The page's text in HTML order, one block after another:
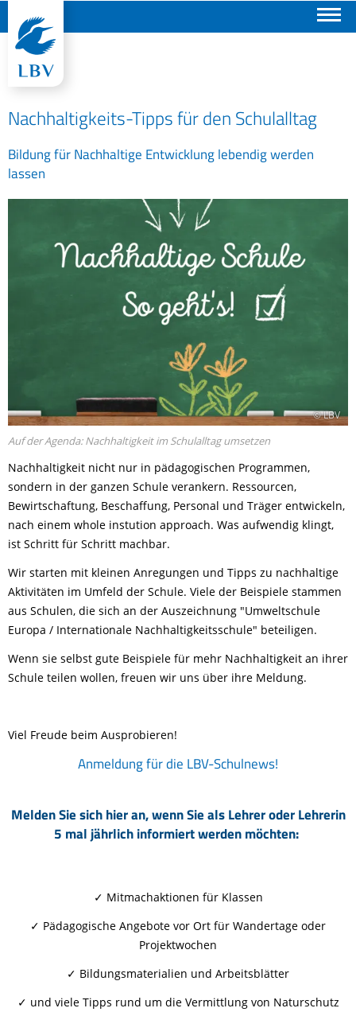
Nachhaltigkeits-Tipps für den Schulalltag
Bildung für Nachhaltige Entwicklung lebendig werden
lassen
© LBV
Auf der Agenda: Nachhaltigkeit im Schulalltag umsetzen
Nachhaltigkeit nicht nur in pädagogischen Programmen,
sondern in der ganzen Schule verankern. Ressourcen,
Bewirtschaftung, Beschaffung, Personal und Träger entwickeln,
nach einem whole instution approach. Was aufwendig klingt,
ist Schritt für Schritt machbar.
Wir starten mit kleinen Anregungen und Tipps zu nachhaltige
Aktivitäten im Umfeld der Schule. Viele der Beispiele stammen
aus Schulen, die sich an der Auszeichnung "Umweltschule
Europa / Internationale Nachhaltigkeitsschule" beteiligen.
Wenn sie selbst gute Beispiele für mehr Nachhaltigkeit an ihrer
Schule teilen wollen, freuen wir uns über ihre Meldung.
Viel Freude beim Ausprobieren!
Anmeldung für die LBV-Schulnews!
Melden Sie sich hier an, wenn Sie als Lehrer oder Lehrerin
5 mal jährlich informiert werden möchten:
✓ Mitmachaktionen für Klassen
✓ Pädagogische Angebote vor Ort für Wandertage oder
Projektwochen
✓ Bildungsmaterialien und Arbeitsblätter
✓ und viele Tipps rund um die Vermittlung von Naturschutz